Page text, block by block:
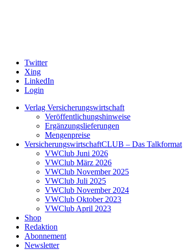
Twitter
Xing
LinkedIn
Login
Verlag Versicherungswirtschaft
Veröffentlichungshinweise
Ergänzungslieferungen
Mengenpreise
VersicherungswirtschaftCLUB – Das Talkformat
VWClub Juni 2026
VWClub März 2026
VWClub November 2025
VWClub Juli 2025
VWClub November 2024
VWClub Oktober 2023
VWClub April 2023
Shop
Redaktion
Abonnement
Newsletter